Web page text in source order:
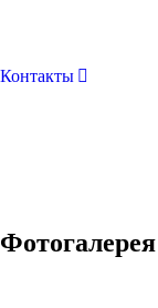
Контакты
Фотогалерея